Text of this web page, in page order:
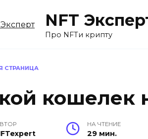
NFT
Про NFTи крипту
СТРАНИЦА
кошелек
НА ЧТЕНИЕ
29 мин.